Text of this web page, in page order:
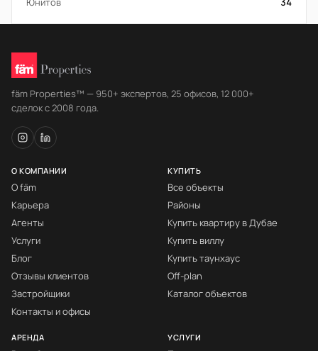
fäm Properties™ — 950+ экспертов, 25 офисов, 12 000+
сделок с 2008 года.
О КОМПАНИИ
О fäm
Карьера
Агенты
Услуги
Блог
Отзывы клиентов
Застройщики
Контакты и офисы
КУПИТЬ
Все объекты
Районы
Купить квартиру в Дубае
Купить виллу
Купить таунхаус
Off-plan
Каталог объектов
АРЕНДА УСЛУГИ